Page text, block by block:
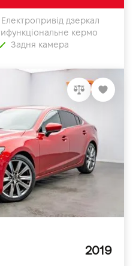
Електропривід дзеркал
кермо
Задня камера
2019